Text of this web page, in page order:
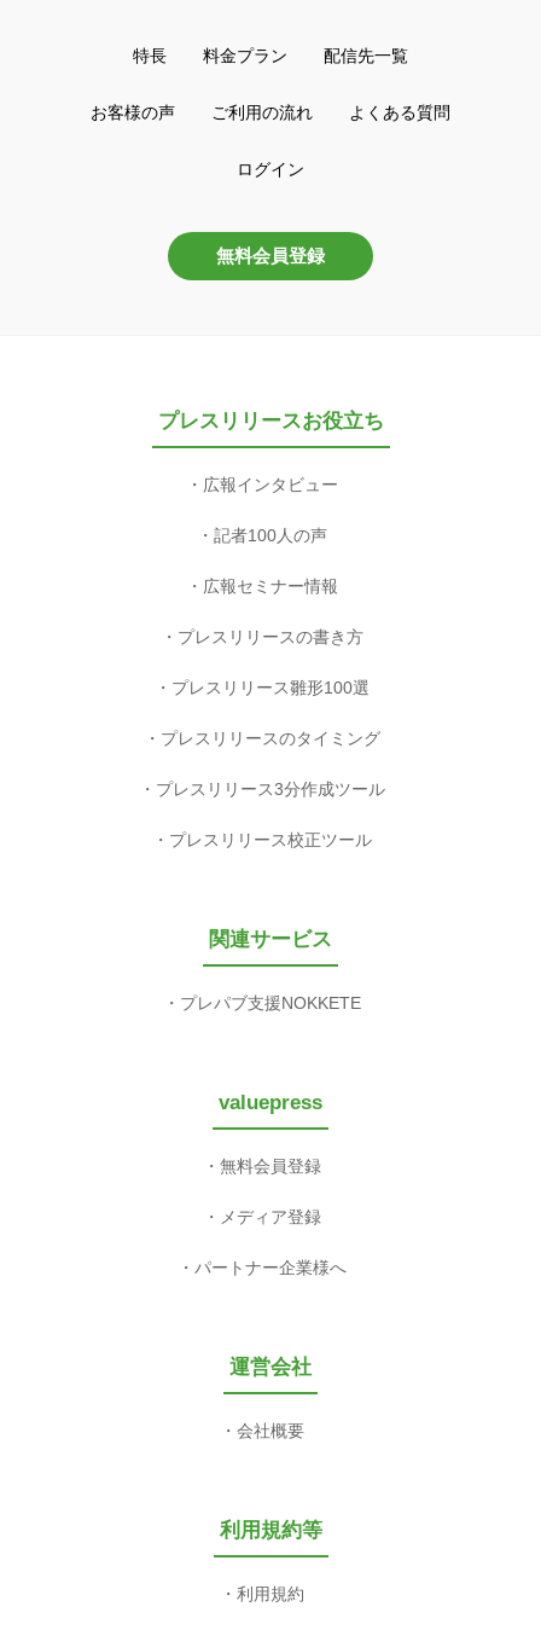
特長 料金プラン 配信先一覧
お客様の声 ご利用の流れ よくある質問
ログイン
無料会員登録
プレスリリースお役立ち
広報インタビュー
記者100人の声
広報セミナー情報
プレスリリースの書き方
プレスリリース雛形100選
プレスリリースのタイミング
プレスリリース3分作成ツール
プレスリリース校正ツール
関連サービス
プレパブ支援NOKKETE
valuepress
無料会員登録
メディア登録
パートナー企業様へ
運営会社
会社概要
利用規約等
利用規約